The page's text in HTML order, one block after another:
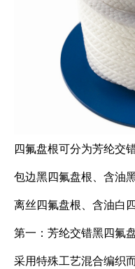
四氟盘根可分为芳纶交
包边黑四氟盘根、含油
离丝四氟盘根、含油白四
第一：芳纶交错黑四氟
采用特殊工艺混合编织